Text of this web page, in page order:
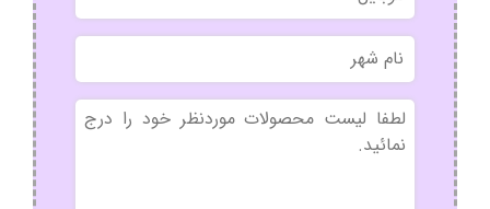
نام
شهر
بدون
عنوان